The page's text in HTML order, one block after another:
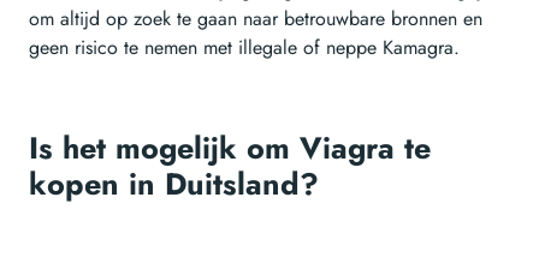
om altijd op zoek te gaan naar betrouwbare bronnen en
geen risico te nemen met illegale of neppe Kamagra.
Is het mogelijk om Viagra te
kopen in Duitsland?